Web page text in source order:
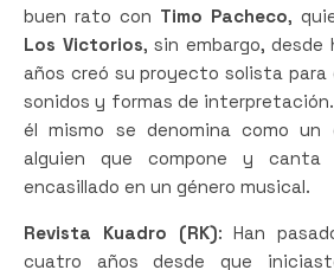
buen rato con Timo Pacheco,
Los Victorios, sin embargo,
años creó su proyecto solista para
sonidos y formas de
él mismo se denomina como un
alguien que compone y canta
encasillado en un género musical.
Revista Kuadro (RK): Han
cuatro años desde que